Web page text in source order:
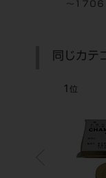
～１７０
同じカテ
1 位